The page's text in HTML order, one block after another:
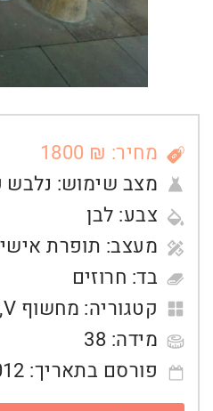
מחיר: ₪ 1800
מצב שימוש:
צבע: לבן
מעצב: תופרת
בד: חרוזים
קטגוריה: מחשוף V ,
מידה: 38
פורסם בתאריך: